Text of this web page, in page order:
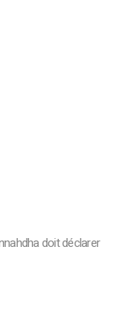
doit déclarer